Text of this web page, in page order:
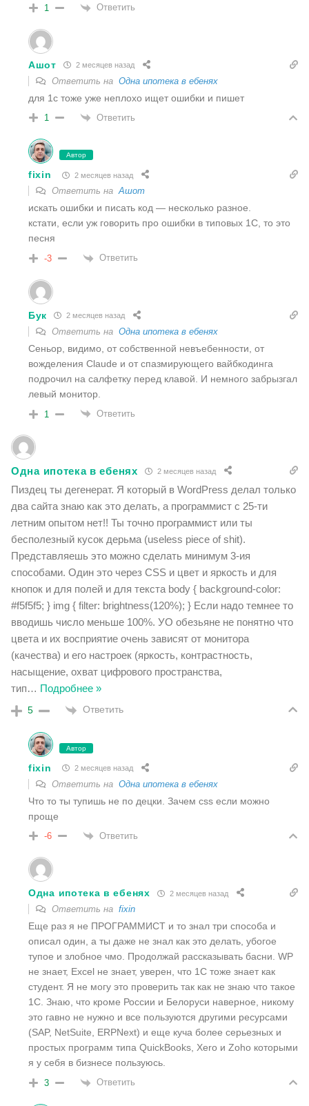
1 Ответить
Ашот 2 месяцев назад
Ответить на Одна ипотека в ебенях
для 1с тоже уже неплохо ищет ошибки и пишет
1 Ответить
Автор
fixin 2 месяцев назад
Ответить наАшот
искать ошибки и писать код — несколько разное.
кстати, если уж говорить про ошибки в типовых 1С, то это
песня
-3 Ответить
Бук 2 месяцев назад
Ответить на Одна ипотека в ебенях
Сеньор, видимо, от собственной невъебенности, от
вожделения Claude и от спазмирующего вайбкодинга
подрочил на салфетку перед клавой. И немного забрызгал
левый монитор.
1 Ответить
Одна ипотека в ебенях 2 месяцев назад
Пиздец ты дегенерат. Я который в WordPress делал только
два сайта знаю как это делать, а программист с 25-ти
летним опытом нет!! Ты точно программист или ты
бесполезный кусок дерьма (useless piece of shit).
Представляешь это можно сделать минимум 3-ия
способами. Один это через CSS и цвет и яркость и для
кнопок и для полей и для текста body { background-color:
#f5f5f5; } img { filter: brightness(120%); } Если надо темнее то
вводишь число меньше 100%. УО обезьяне не понятно что
цвета и их восприятие очень зависят от монитора
(качества) и его настроек (яркость, контрастность,
насыщение, охват цифрового пространства,
тип… Подробнее »
5 Ответить
Автор
fixin 2 месяцев назад
Ответить на Одна ипотека в ебенях
Что то ты тупишь не по децки. Зачем css если можно
проще
-6 Ответить
Одна ипотека в ебенях 2 месяцев назад
Ответить на fixin
Еще раз я не ПРОГРАММИСТ и то знал три способа и
описал один, а ты даже не знал как это делать, убогое
тупое и злобное чмо. Продолжай рассказывать басни. WP
не знает, Excel не знает, уверен, что 1С тоже знает как
студент. Я не могу это проверить так как не знаю что такое
1С. Знаю, что кроме России и Белоруси наверное, никому
это гавно не нужно и все пользуются другими ресурсами
(SAP, NetSuite, ERPNext) и еще куча более серьезных и
простых программ типа QuickBooks, Xero и Zoho которыми
я у себя в бизнесе пользуюсь.
3 Ответить